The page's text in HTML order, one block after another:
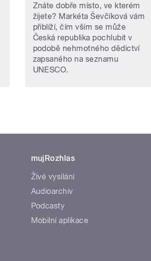
Znáte dobře místo, ve kterém
žijete? Markéta Ševčíková vám
přiblíží, čím vším se může
Česká republika pochlubit v
podobě nehmotného dědictví
zapsaného na seznamu
UNESCO.
mujRozhlas
Živé vysílání
Audioarchiv
Podcasty
Mobilní aplikace